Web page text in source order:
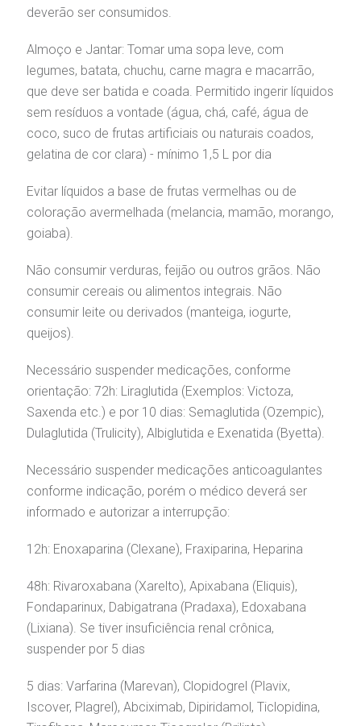
Saiba mais
Endereço:
R. Colômbia, 332
São Paulo - SP
de Sangue
de cuidado
e perdidos
deverão ser consumidos.
Almoço e Jantar: Tomar uma sopa leve, com
legumes, batata, chuchu, carne magra e macarrão,
que deve ser batida e coada. Permitido ingerir líquidos
sem resíduos a vontade (água, chá, café, água de
coco, suco de frutas artificiais ou naturais coados,
gelatina de cor clara) - mínimo 1,5 L por dia
Evitar líquidos a base de frutas vermelhas ou de
coloração avermelhada (melancia, mamão, morango,
goiaba).
Não consumir verduras, feijão ou outros grãos. Não
consumir cereais ou alimentos integrais. Não
consumir leite ou derivados (manteiga, iogurte,
queijos).
Necessário suspender medicações, conforme
orientação: 72h: Liraglutida (Exemplos: Victoza,
Saxenda etc.) e por 10 dias: Semaglutida (Ozempic),
Dulaglutida (Trulicity), Albiglutida e Exenatida (Byetta).
Necessário suspender medicações anticoagulantes
conforme indicação, porém o médico deverá ser
informado e autorizar a interrupção:
12h: Enoxaparina (Clexane), Fraxiparina, Heparina
48h: Rivaroxabana (Xarelto), Apixabana (Eliquis),
Fondaparinux, Dabigatrana (Pradaxa), Edoxabana
(Lixiana). Se tiver insuficiência renal crônica,
suspender por 5 dias
5 dias: Varfarina (Marevan), Clopidogrel (Plavix,
Iscover, Plagrel), Abciximab, Dipiridamol, Ticlopidina,